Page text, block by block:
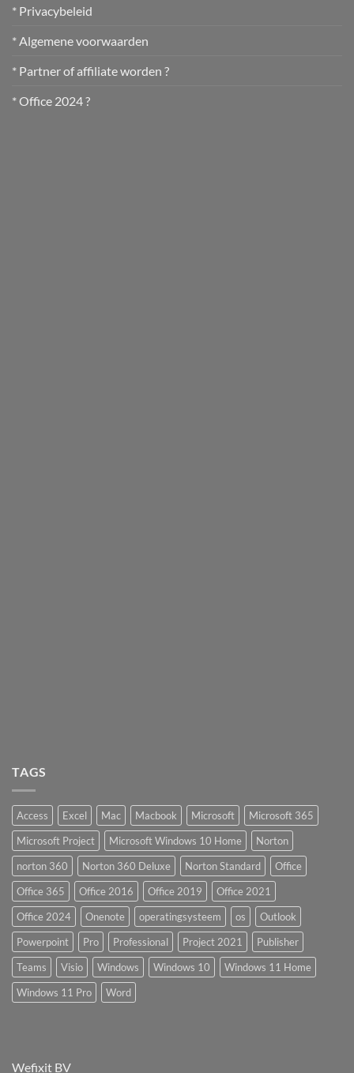
* Privacybeleid
* Algemene voorwaarden
* Partner of affiliate worden ?
* Office 2024 ?
TAGS
Access Excel Mac Macbook Microsoft
Microsoft 365
Microsoft Project
Microsoft Windows 10 Home
Norton
norton 360
Norton 360 Deluxe Norton Standard
Office
Office 365
Office 2016 Office 2019
Office 2021
Office 2024
Onenote operatingsysteem os
Outlook
Powerpoint
Pro Professional Project 2021
Publisher
Teams
Visio Windows Windows 10
Windows 11 Home
Windows 11 Pro
Word
Wefixit BV